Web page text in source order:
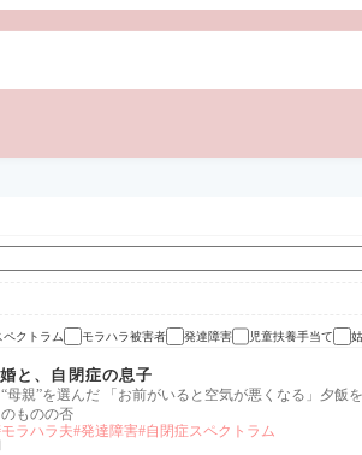
ペクトラム モラハラ被害者 発達障害 児童扶養手当て 姑
と、自閉症の息子
母親”を選んだ 「お前がいると空気が悪くなる」夕飯
ものの否
モラハラ夫 発達障害 自閉症スペクトラム